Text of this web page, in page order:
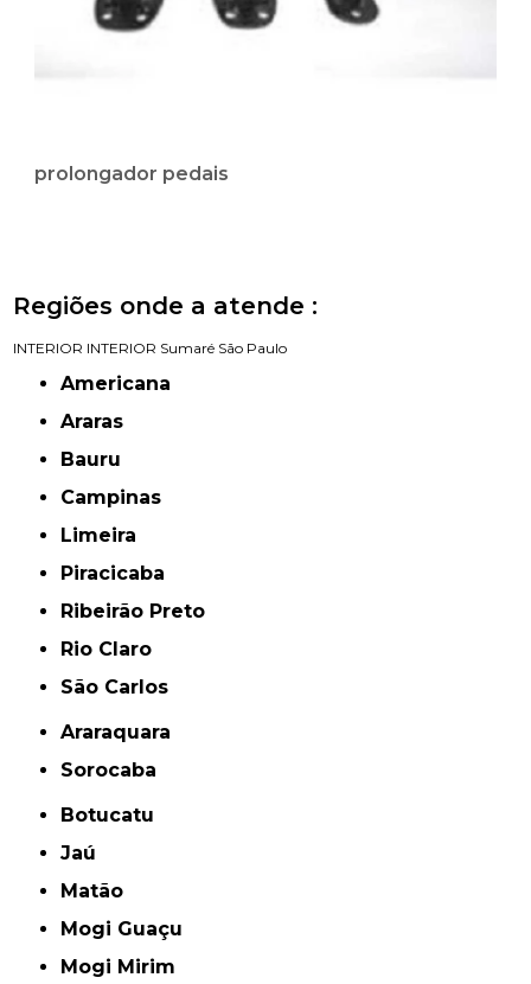
prolongador pedais
Regiões onde a atende :
INTERIOR INTERIOR Sumaré São Paulo
Americana
Araras
Bauru
Campinas
Limeira
Piracicaba
Ribeirão Preto
Rio Claro
São Carlos
Araraquara
Sorocaba
Botucatu
Jaú
Matão
Mogi Guaçu
Mogi Mirim